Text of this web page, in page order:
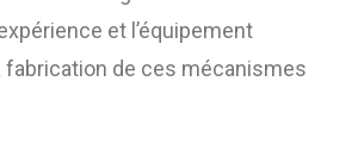
et l’équipement
fabrication de ces mécanismes